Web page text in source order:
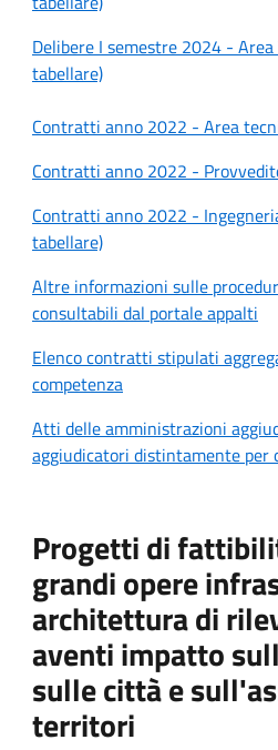
Delibere I semestre 2024 -
tabellare)
Contratti anno 2022 - Area
Contratti anno 2022 -
Contratti anno 2022 -
tabellare)
Altre informazioni sulle
consultabili dal portale appalti
Elenco contratti stipulati
competenza
Atti delle amministrazioni
aggiudicatori distintamente per
Progetti di
grandi opere
architettura di
aventi impatto
sulle città e
territori